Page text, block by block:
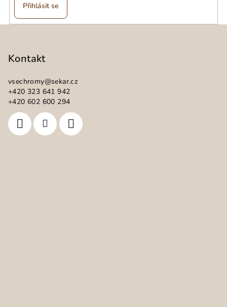
Přihlásit se
Kontakt
vsechromy@sekar.cz
+420 323 641 942
+420 602 600 294